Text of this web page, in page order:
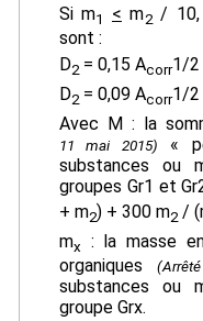
Si m1 < m2/ 10,
sont :
D2= 0,15 Acorr1/2
D2= 0,09 Acorr1/2
Avec M : la
11 mai 2015)
«
substances ou
groupes Gr1 et
+ m2) + 300 m2/
mx
: la masse
organiques
substances ou
groupe Grx.